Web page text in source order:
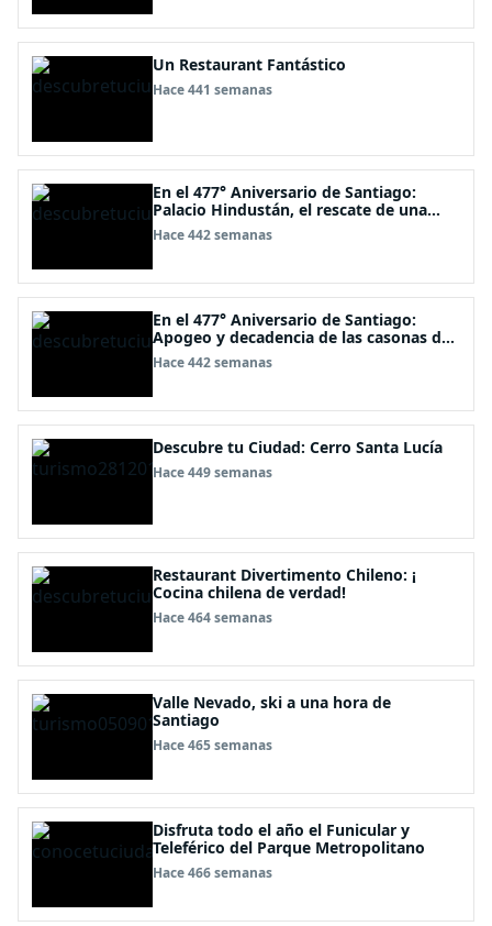
Un Restaurant Fantástico
Hace 441 semanas
En el 477° Aniversario de Santiago:
Palacio Hindustán, el rescate de una
joya arquitectónica en pleno centro de
Santiago
Hace 442 semanas
En el 477° Aniversario de Santiago:
Apogeo y decadencia de las casonas de
la calle República
Hace 442 semanas
Descubre tu Ciudad: Cerro Santa Lucía
Hace 449 semanas
Restaurant Divertimento Chileno: ¡
Cocina chilena de verdad!
Hace 464 semanas
Valle Nevado, ski a una hora de
Santiago
Hace 465 semanas
Disfruta todo el año el Funicular y
Teleférico del Parque Metropolitano
Hace 466 semanas